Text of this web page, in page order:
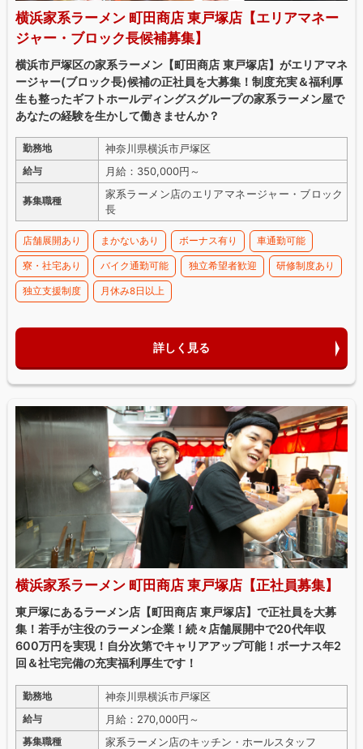
横浜家系ラーメン 町田商店 東戸塚店【エリアマネー
ジャー・ブロック長候補募集】
横浜市戸塚区の家系ラーメン【町田商店 東戸塚店】がエリアマネ
ージャー(ブロック長)候補の正社員を大募集！制度充実＆福利厚
生も整ったギフトホールディングスグループの家系ラーメン屋で
あなたの経験を生かして働きませんか？
勤務地 神奈川県横浜市戸塚区
給与 月給：350,000円～
募集職種
家系ラーメン店のエリアマネージャー・ブロック
長
店舗展開あり まかないあり ボーナス有り 車通勤可能
寮・社宅あり バイク通勤可能 独立希望者歓迎 研修制度あり
独立支援制度 月休み8日以上
詳しく見る
横浜家系ラーメン 町田商店 東戸塚店【正社員募集】
東戸塚にあるラーメン店【町田商店 東戸塚店】で正社員を大募
集！若手が主役のラーメン企業！続々店舗展開中で20代年収
600万円を実現！自分次第でキャリアアップ可能！ボーナス年2
回＆社宅完備の充実福利厚生です！
勤務地 神奈川県横浜市戸塚区
給与 月給：270,000円～
募集職種 家系ラーメン店のキッチン・ホールスタッフ